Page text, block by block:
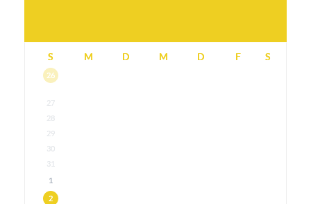
S M D M D F S
26
27
28
29
30
31
1
2